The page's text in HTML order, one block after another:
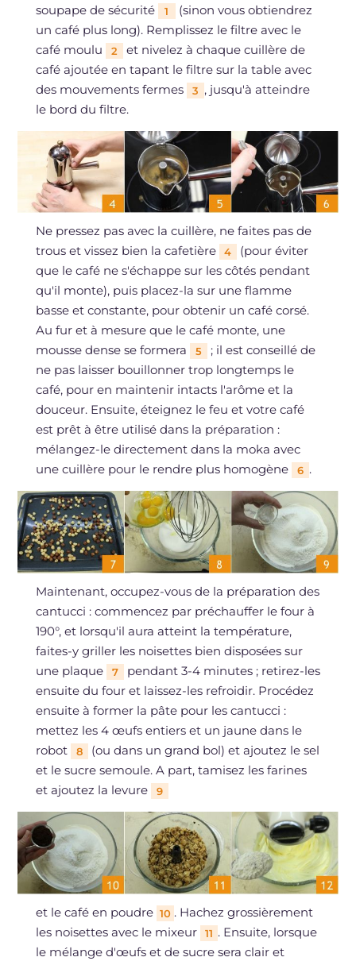
soupape de sécurité 1
(sinon vous obtiendrez
un café plus long). Remplissez le filtre avec le
café moulu
2
et nivelez à chaque cuillère de
café ajoutée en tapant le filtre sur la table avec
des mouvements fermes
3 , jusqu'à atteindre
le bord du filtre.
Ne pressez pas avec la cuillère, ne faites pas de
trous et vissez bien la cafetière
4
(pour éviter
que le café ne s'échappe sur les côtés pendant
qu'il monte), puis placez-la sur une flamme
basse et constante, pour obtenir un café corsé.
Au fur et à mesure que le café monte, une
mousse dense se formera
5
; il est conseillé de
ne pas laisser bouillonner trop longtemps le
café, pour en maintenir intacts l'arôme et la
douceur. Ensuite, éteignez le feu et votre café
est prêt à être utilisé dans la préparation :
mélangez-le directement dans la moka avec
une cuillère pour le rendre plus homogène
6 .
Maintenant, occupez-vous de la préparation des
cantucci : commencez par préchauffer le four à
190°, et lorsqu'il aura atteint la température,
faites-y griller les noisettes bien disposées sur
une plaque
7
pendant 3-4 minutes ; retirez-les
ensuite du four et laissez-les refroidir. Procédez
ensuite à former la pâte pour les cantucci :
mettez les 4 œufs entiers et un jaune dans le
robot
8
(ou dans un grand bol) et ajoutez le sel
et le sucre semoule. A part, tamisez les farines
et ajoutez la levure
9
et le café en poudre 10 . Hachez grossièrement
les noisettes avec le mixeur
11 . Ensuite, lorsque
le mélange d'œufs et de sucre sera clair et